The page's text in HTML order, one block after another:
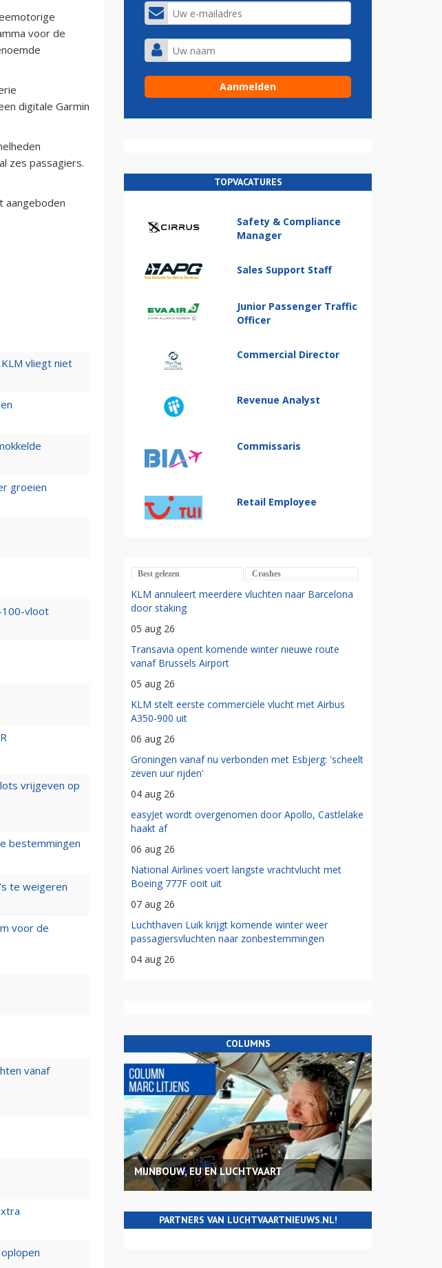
voor de
digitale Garmin
zes passagiers.
aangeboden
vliegt niet
groeien
100-vloot
vrijgeven op
bestemmingen
te weigeren
voor de
vanaf
TOPVACATURES
Safety & Compliance
Manager
Sales Support Staff
Junior Passenger Traffic
Officer
Commercial Director
Revenue Analyst
Commissaris
Retail Employee
Best gelezen Crashes
KLM annuleert meerdere vluchten naar Barcelona
door staking
05 aug 26
Transavia opent komende winter nieuwe route
vanaf Brussels Airport
05 aug 26
KLM stelt eerste commerciële vlucht met Airbus
A350-900 uit
06 aug 26
Groningen vanaf nu verbonden met Esbjerg: 'scheelt
zeven uur rijden'
04 aug 26
easyJet wordt overgenomen door Apollo, Castlelake
haakt af
06 aug 26
National Airlines voert langste vrachtvlucht met
Boeing 777F ooit uit
07 aug 26
Luchthaven Luik krijgt komende winter weer
passagiersvluchten naar zonbestemmingen
04 aug 26
COLUMNS
MIJNBOUW, EU EN LUCHTVAART
PARTNERS VAN LUCHTVAARTNIEUWS.NL!